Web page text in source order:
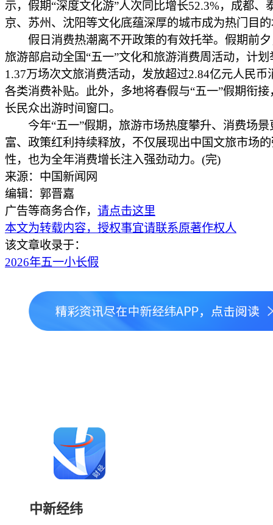
示，假期“深度文化游”人次同比增长52.3%，成都、
京、苏州、沈阳等文化底蕴深厚的城市成为热门目
假日消费热潮离不开政策的有效托举。假期前夕
旅游部启动全国“五一”文化和旅游消费周活动，计划
1.37万场次文旅消费活动，发放超过2.84亿元人民币
各类消费补贴。此外，多地将春假与“五一”假期衔接
长民众出游时间窗口。
今年“五一”假期，旅游市场热度攀升、消费场景
富、政策红利持续释放，不仅展现出中国文旅市场
性，也为全年消费增长注入强劲动力。(完)
来源：中国新闻网
编辑：郭晋嘉
广告等商务合作， 请点击这里
本文为转载内容，授权事宜请联系原著作权人
该文章收录于：
2026年五一小长假
中新经纬